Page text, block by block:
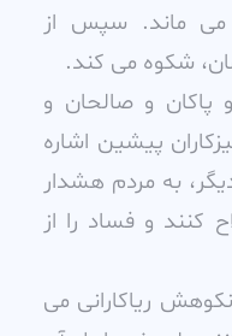
ماند. سپس از
شکوه مى کند.
و صالحان و
پيشين اشاره
به مردم هشدار
و فساد را از
رياکارانى مى